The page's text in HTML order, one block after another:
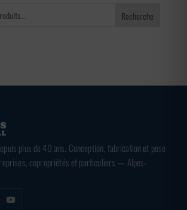
Recherche
plus de 40 ans. Conception, fabrication et pose
copropriétés et particuliers — Alpes-